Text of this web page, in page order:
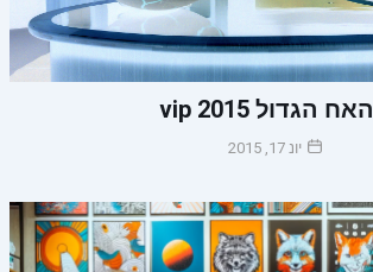
האח הגדול 2015 vip
יונ 17, 2015